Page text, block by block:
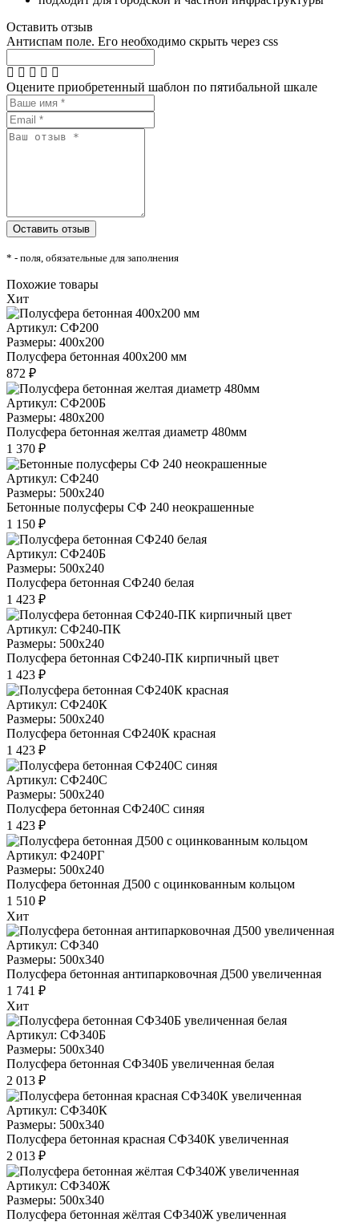
Оставить отзыв
Антиспам поле. Его необходимо скрыть через css
Оцените приобретенный шаблон по пятибальной шкале
* - поля, обязательные для заполнения
Похожие товары
Хит
Артикул: СФ200
Размеры: 400x200
Полусфера бетонная 400х200 мм
872 ₽
Артикул: СФ200Б
Размеры: 480x200
Полусфера бетонная желтая диаметр 480мм
1 370 ₽
Артикул: СФ240
Размеры: 500x240
Бетонные полусферы СФ 240 неокрашенные
1 150 ₽
Артикул: СФ240Б
Размеры: 500x240
Полусфера бетонная СФ240 белая
1 423 ₽
Артикул: СФ240-ПК
Размеры: 500x240
Полусфера бетонная СФ240-ПК кирпичный цвет
1 423 ₽
Артикул: СФ240К
Размеры: 500x240
Полусфера бетонная СФ240К красная
1 423 ₽
Артикул: СФ240С
Размеры: 500x240
Полусфера бетонная СФ240С синяя
1 423 ₽
Артикул: Ф240РГ
Размеры: 500x240
Полусфера бетонная Д500 с оцинкованным кольцом
1 510 ₽
Хит
Артикул: СФ340
Размеры: 500x340
Полусфера бетонная антипарковочная Д500 увеличенная
1 741 ₽
Хит
Артикул: СФ340Б
Размеры: 500x340
Полусфера бетонная СФ340Б увеличенная белая
2 013 ₽
Артикул: СФ340К
Размеры: 500x340
Полусфера бетонная красная СФ340К увеличенная
2 013 ₽
Артикул: СФ340Ж
Размеры: 500x340
Полусфера бетонная жёлтая СФ340Ж увеличенная